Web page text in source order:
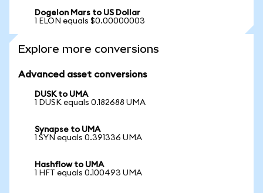
Dogelon Mars to US Dollar
1 ELON equals $0.00000003
Explore more conversions
Advanced asset conversions
DUSK to UMA
1 DUSK equals 0.182688 UMA
Synapse to UMA
1 SYN equals 0.391336 UMA
Hashflow to UMA
1 HFT equals 0.100493 UMA